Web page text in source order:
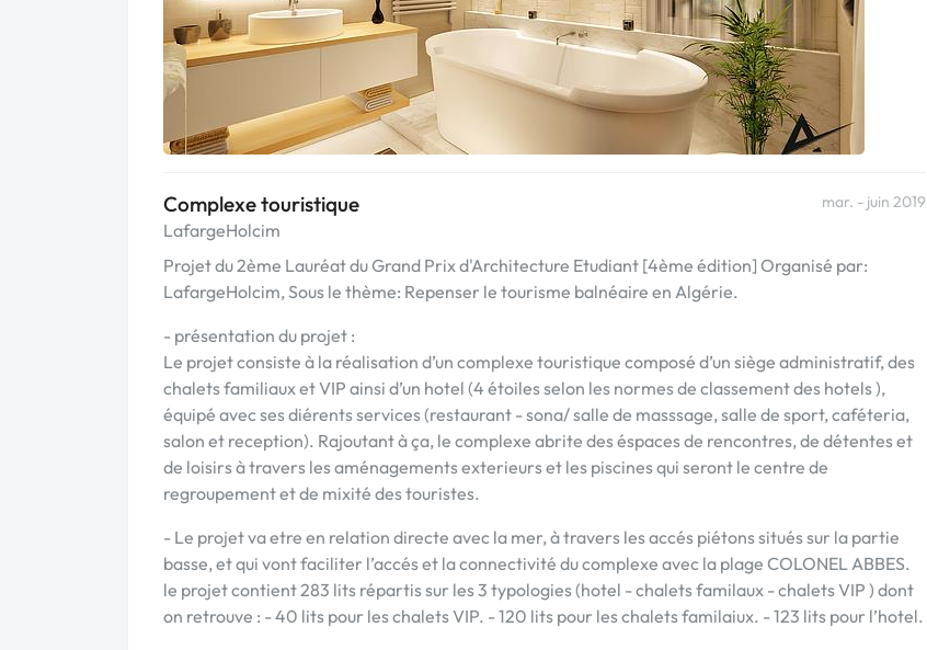
Complexe touristique
LafargeHolcim
mar. - juin 2019
Projet du 2ème Lauréat du Grand Prix d'Architecture Etudiant [4ème édition] Organisé par:
LafargeHolcim, Sous le thème: Repenser le tourisme balnéaire en Algérie.
- présentation du projet :
Le projet consiste à la réalisation d’un complexe touristique composé d’un siège administratif, des
chalets familiaux et VIP ainsi d’un hotel (4 étoiles selon les normes de classement des hotels ),
équipé avec ses diérents services (restaurant - sona/ salle de masssage, salle de sport, caféteria,
salon et reception). Rajoutant à ça, le complexe abrite des éspaces de rencontres, de détentes et
de loisirs à travers les aménagements exterieurs et les piscines qui seront le centre de
regroupement et de mixité des touristes.
- Le projet va etre en relation directe avec la mer, à travers les accés piétons situés sur la partie
basse, et qui vont faciliter l’accés et la connectivité du complexe avec la plage COLONEL ABBES.
le projet contient 283 lits répartis sur les 3 typologies (hotel - chalets familaux - chalets VIP ) dont
on retrouve : - 40 lits pour les chalets VIP. - 120 lits pour les chalets familaiux. - 123 lits pour l’hotel.